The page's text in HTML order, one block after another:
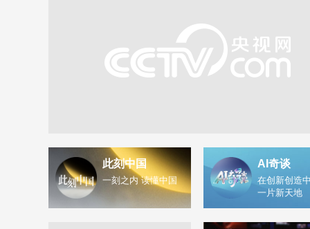
此刻中国
一刻之内 读懂中国
AI奇谈
在创新创造
一片新天地